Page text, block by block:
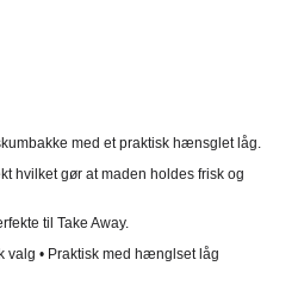
med et praktisk hænsglet låg.
hvilket gør at maden holdes frisk og
til Take Away.
valg • Praktisk med hænglset låg